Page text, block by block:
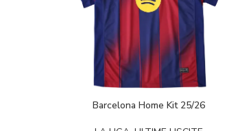
Barcelona Home Kit 25/26